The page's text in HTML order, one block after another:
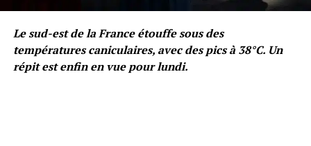
Le sud-est de la France étouffe sous des
températures caniculaires, avec des pics à 38°C. Un
répit est enfin en vue pour lundi.